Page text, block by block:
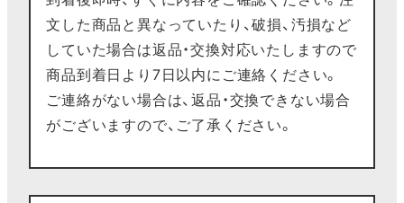
文した商品と異なっていたり、破損、汚損など
していた場合は返品・交換対応いたしますので
商品到着日より7日以内にご連絡ください。
ご連絡がない場合は、返品・交換できない場合
がございますので、ご了承ください。